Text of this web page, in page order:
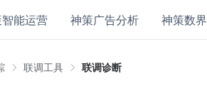
能运营 神策广告分析 神策数界
联调工具 联调诊断